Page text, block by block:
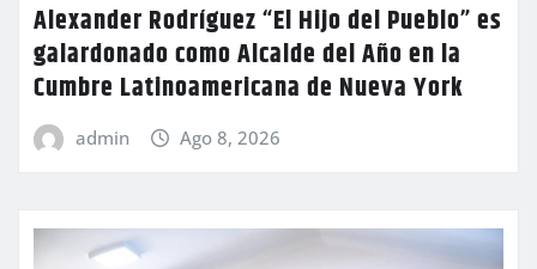
Alexander Rodríguez “El Hijo del Pueblo” es
galardonado como Alcalde del Año en la
Cumbre Latinoamericana de Nueva York
admin Ago 8, 2026